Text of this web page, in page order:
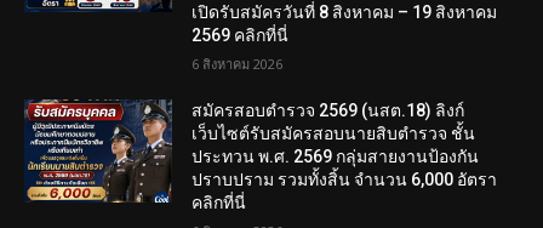
เปิดรับสมัครวันที่ 8 สิงหาคม – 19 สิงหาคม
2569 คลิกที่นี่
6 สิงหาคม 2026
สมัครสอบตํารวจ 2569 (นสต.18) ลิงก์
เว็บไซต์รับสมัครสอบนายสิบตำรวจ ชั้น
ประทวน พ.ศ. 2569 กลุ่มสายงานป้องกัน
ปราบปราม รวมทั้งสิ้น จำนวน 6,000 อัตรา
คลิกที่นี่